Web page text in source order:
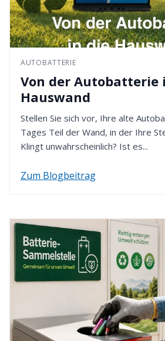
folgende Anschrift:
B.I.G. - Batterie-Industrie-
49451 Holdorf - Deutschland
4. Rückzahlung erhalten
Nach Eingang Ihrer Retoure
Kaufpreis innerhalb von 14
verwenden wir die von Ihnen
Zahlungsart.
In der Regel wird das
Werktagen nach Erhalt des
zurückerstattet. Bitte denken Sie
AUTOBATTERIE
Von der Autobatterie
Hauswand
Stellen Sie sich vor, Ihre alte
Tages Teil der Wand, in der Ihre
Klingt unwahrscheinlich? Ist es...
Zum Blogbeitrag